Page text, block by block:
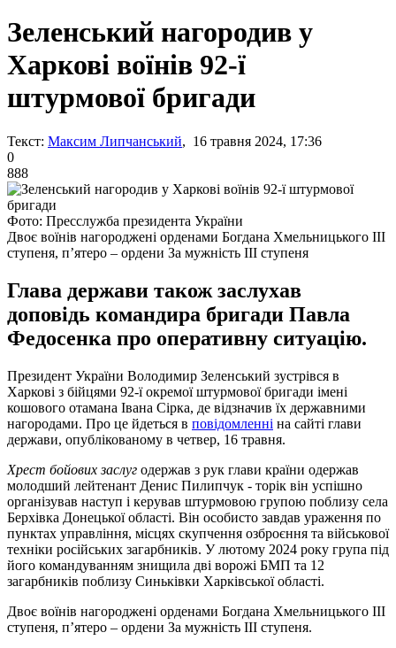
Зеленський нагородив у
Харкові воїнів 92-ї
штурмової бригади
Текст: Максим Липчанський, 16 травня 2024, 17:36
0
888
Фото: Пресслужба президента України
Двоє воїнів нагороджені орденами Богдана Хмельницького ІІІ
ступеня, п’ятеро – ордени За мужність ІІІ ступеня
Глава держави також заслухав
доповідь командира бригади Павла
Федосенка про оперативну ситуацію.
Президент України Володимир Зеленський зустрівся в
Харкові з бійцями 92-ї окремої штурмової бригади імені
кошового отамана Івана Сірка, де відзначив їх державними
нагородами. Про це йдеться в повідомленні на сайті глави
держави, опублікованому в четвер, 16 травня.
Хрест бойових заслуг одержав з рук глави країни одержав
молодший лейтенант Денис Пилипчук - торік він успішно
організував наступ і керував штурмовою групою поблизу села
Берхівка Донецької області. Він особисто завдав ураження по
пунктах управління, місцях скупчення озброєння та військової
техніки російських загарбників. У лютому 2024 року група під
його командуванням знищила дві ворожі БМП та 12
загарбників поблизу Синьківки Харківської області.
Двоє воїнів нагороджені орденами Богдана Хмельницького ІІІ
ступеня, п’ятеро – ордени За мужність ІІІ ступеня.